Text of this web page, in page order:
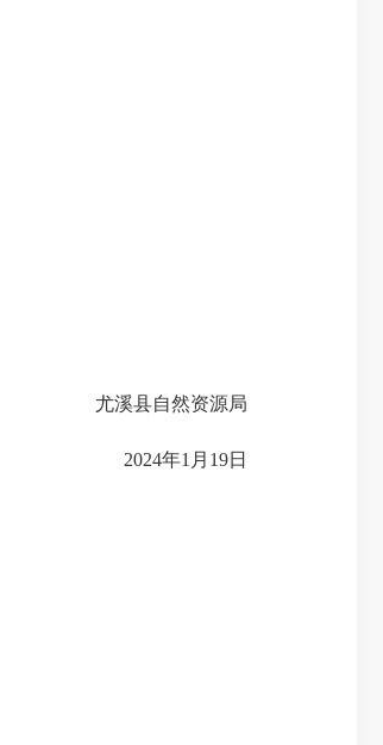
尤溪县自然资源局
2024年1月19日